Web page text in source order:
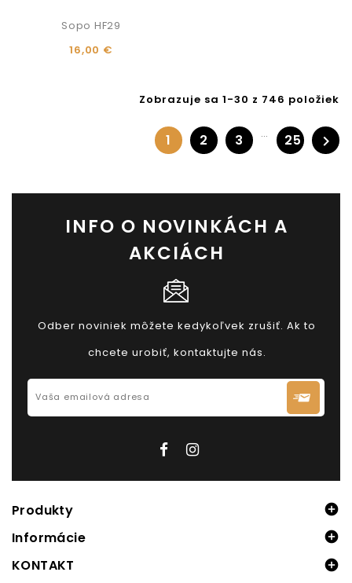
Sopo HF29
16,00 €
Zobrazuje sa 1-30 z 746 položiek
1 2 3 … 25 
INFO O NOVINKÁCH A
AKCIÁCH
Odber noviniek môžete kedykoľvek zrušiť. Ak to
chcete urobiť, kontaktujte nás.
Produkty 
Informácie 
KONTAKT 